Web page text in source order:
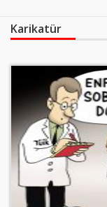
Karikatür